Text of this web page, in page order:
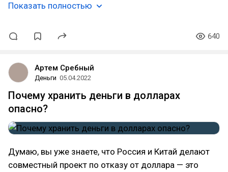
Показать полностью
640
Артем Сребный
Деньги 05.04.2022
Почему хранить деньги в долларах
опасно?
Думаю, вы уже знаете, что Россия и Китай делают
совместный проект по отказу от доллара — это